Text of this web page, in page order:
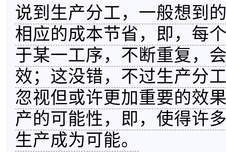
说到生产分工，一般想到
相应的成本节省，即，每
于某一工序，不断重复，
效；这没错，不过生产分
忽视但或许更加重要的效
产的可能性，即，使得许
生产成为可能。